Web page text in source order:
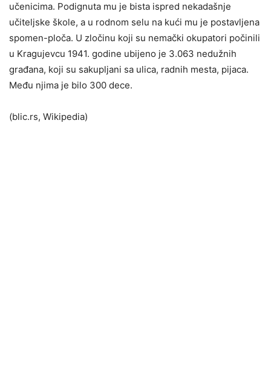
učenicima. Podignuta mu je bista ispred nekadašnje
učiteljske škole, a u rodnom selu na kući mu je postavljena
spomen-ploča. U zločinu koji su nemački okupatori počinili
u Kragujevcu 1941. godine ubijeno je 3.063 nedužnih
građana, koji su sakupljani sa ulica, radnih mesta, pijaca.
Među njima je bilo 300 dece.
(blic.rs, Wikipedia)